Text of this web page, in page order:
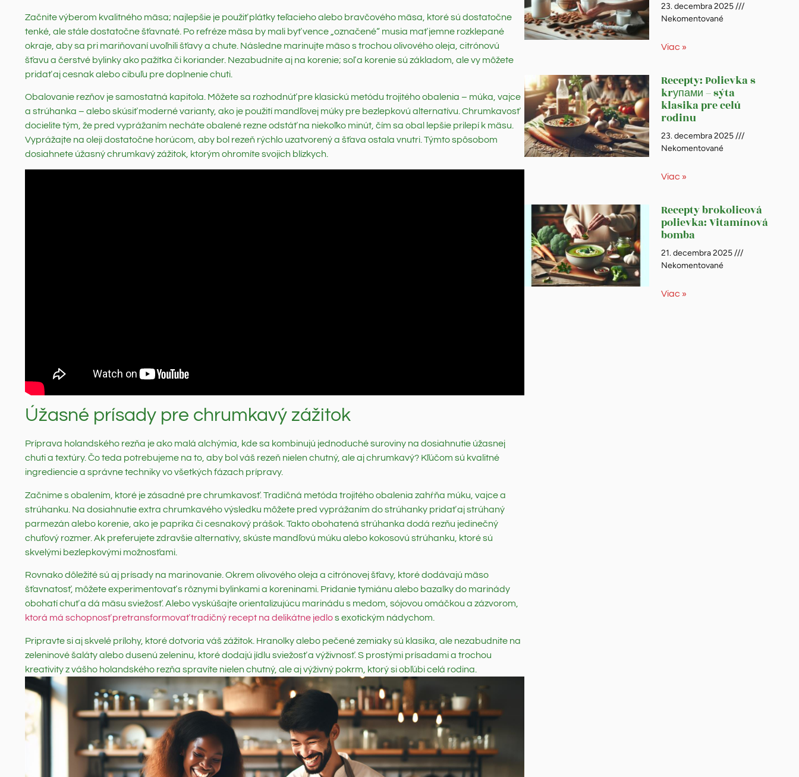
Začnite výberom kvalitného mäsa; najlepšie je použiť plátky teľacieho alebo bravčového mäsa, ktoré sú dostatočne
tenké, ale stále dostatočne šťavnaté. Po refréze mäsa by mali byť vence „označené“ musia mať jemne rozklepané
okraje, aby sa pri mariňovaní uvoľnili šťavy a chute. Následne marinujte mäso s trochou olivového oleja, citrónovú
šťavu a čerstvé bylinky ako pažítka či koriander. Nezabudnite aj na korenie; soľ a korenie sú základom, ale vy môžete
pridať aj cesnak alebo cibuľu pre doplnenie chuti.
Obalovanie rezňov je samostatná kapitola. Môžete sa rozhodnúť pre klasickú metódu trojitého obalenia – múka, vajce
a strúhanka – alebo skúsiť moderné varianty, ako je použití mandľovej múky pre bezlepkovú alternatívu. Chrumkavosť
docielite tým, že pred vyprážaním necháte obalené rezne odstáť na niekoľko minút, čím sa obal lepšie prilepí k mäsu.
Vyprážajte na oleji dostatočne horúcom, aby bol rezeň rýchlo uzatvorený a šťava ostala vnutri. Týmto spôsobom
dosiahnete úžasný chrumkavý zážitok, ktorým ohromíte svojich blízkych.
Úžasné prísady pre chrumkavý zážitok
Príprava holandského rezňa je ako malá alchýmia, kde sa kombinujú jednoduché suroviny na dosiahnutie úžasnej
chuti a textúry. Čo teda potrebujeme na to, aby bol váš rezeň nielen chutný, ale aj chrumkavý? Kľúčom sú kvalitné
ingrediencie a správne techniky vo všetkých fázach prípravy.
Začnime s obalením, ktoré je zásadné pre chrumkavosť. Tradičná metóda trojitého obalenia zahŕňa múku, vajce a
strúhanku. Na dosiahnutie extra chrumkavého výsledku môžete pred vyprážaním do strúhanky pridať aj strúhaný
parmezán alebo korenie, ako je paprika či cesnakový prášok. Takto obohatená strúhanka dodá rezňu jedinečný
chuťový rozmer. Ak preferujete zdravšie alternatívy, skúste mandľovú múku alebo kokosovú strúhanku, ktoré sú
skvelými bezlepkovými možnosťami.
Rovnako dôležité sú aj prísady na marinovanie. Okrem olivového oleja a citrónovej šťavy, ktoré dodávajú mäso
šťavnatosť, môžete experimentovať s rôznymi bylinkami a koreninami. Pridanie tymiánu alebo bazalky do marinády
obohatí chuť a dá mäsu sviežosť. Alebo vyskúšajte orientalizujúcu marinádu s medom, sójovou omáčkou a zázvorom,
ktorá má schopnosť pretransformovať tradičný recept na delikátne jedlos exotickým nádychom.
Pripravte si aj skvelé prílohy, ktoré dotvoria váš zážitok. Hranolky alebo pečené zemiaky sú klasika, ale nezabudnite na
zeleninové šaláty alebo dusenú zeleninu, ktoré dodajú jídlu sviežosť a výživnosť. S prostými prísadami a trochou
kreativity z vášho holandského rezňa spravíte nielen chutný, ale aj výživný pokrm, ktorý si obľúbi celá rodina.
23. decembra 2025
Nekomentované
Viac »
Recepty: Polievka s
krупами – sýta
klasika pre celú
rodinu
23. decembra 2025
Nekomentované
Viac »
Recepty brokolicová
polievka: Vitamínová
bomba
21. decembra 2025
Nekomentované
Viac »